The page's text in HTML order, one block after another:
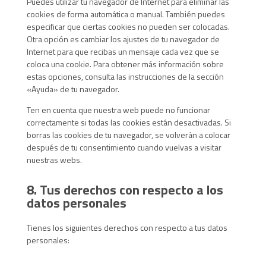
cookies de forma automática o manual. También puedes
especificar que ciertas cookies no pueden ser colocadas.
Otra opción es cambiar los ajustes de tu navegador de
Internet para que recibas un mensaje cada vez que se
coloca una cookie. Para obtener más información sobre
estas opciones, consulta las instrucciones de la sección
«Ayuda» de tu navegador.
Ten en cuenta que nuestra web puede no funcionar
correctamente si todas las cookies están desactivadas. Si
borras las cookies de tu navegador, se volverán a colocar
después de tu consentimiento cuando vuelvas a visitar
nuestras webs.
8. Tus derechos con respecto a los
datos personales
Tienes los siguientes derechos con respecto a tus datos
personales: